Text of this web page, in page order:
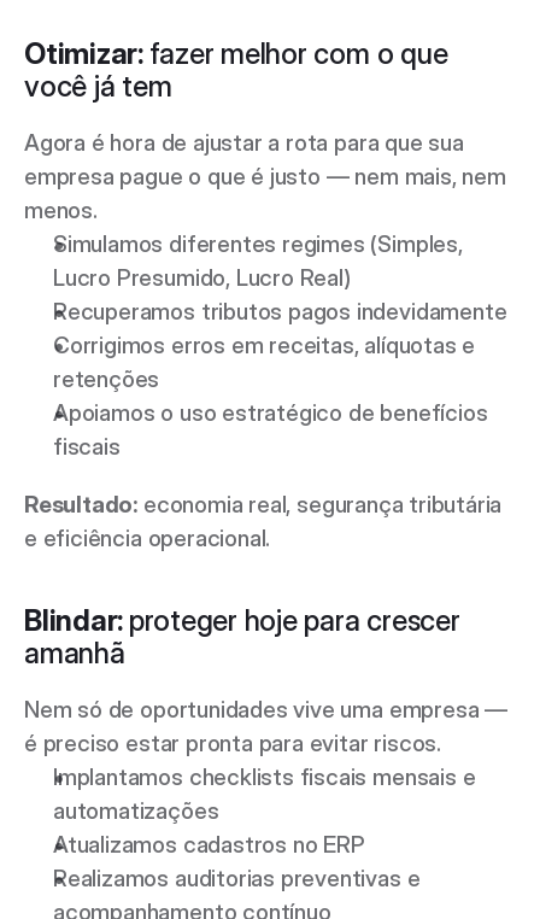
Otimizar: fazer melhor com o que
você já tem
Agora é hora de ajustar a rota para que sua
empresa pague o que é justo — nem mais, nem
menos.
Simulamos diferentes regimes (Simples,
Lucro Presumido, Lucro Real)
Recuperamos tributos pagos indevidamente
Corrigimos erros em receitas, alíquotas e
retenções
Apoiamos o uso estratégico de benefícios
fiscais
Resultado: economia real, segurança tributária
e eficiência operacional.
Blindar: proteger hoje para crescer
amanhã
Nem só de oportunidades vive uma empresa —
é preciso estar pronta para evitar riscos.
Implantamos checklists fiscais mensais e
automatizações
Atualizamos cadastros no ERP
Realizamos auditorias preventivas e
acompanhamento contínuo